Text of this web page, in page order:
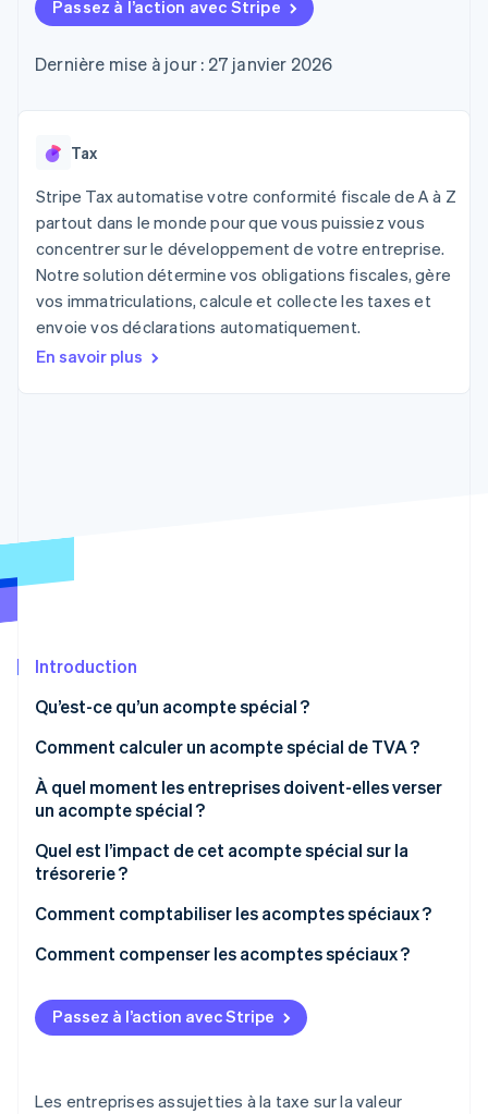
UI flexibles
Moyens de
Accès à plus
personne
Authorization
Boost
Acceptation
optimisée
Link
Paiements
accélérés
Financial
Connections
Comptes
financiers
associés
Recognition
Comptabilité
Stripe Sigma
personnalisés
Radar
Atlas
Élimination du carbone
Vérification de l'identité
Stripe Sessions 2026
Découvrez comment Stripe construit l’infrastructure
Regarder la vidéo
l’application
Gestion financière
Plateformes
Entreprises d'IA
Économie des
créateurs
Jeux
Hôtellerie, voyages et
loisirs
Médias et
Gérer des
Proposer une
facturation à l'usage
bancaires adossées à
agents
Ressources
Intégrations
Exemples de code
Entreprise
Roadmap produit
annuelle
Stripe Press
Contact
Contacter notre équipe
Passez à l’action avec Stripe
Dernière mise à jour : 27 janvier 2026
Tax
Stripe Tax automatise votre conformité fiscale de A à Z
partout dans le monde pour que vous puissiez vous
concentrer sur le développement de votre entreprise.
Notre solution détermine vos obligations fiscales, gère
vos immatriculations, calcule et collecte les taxes et
envoie vos déclarations automatiquement.
En savoir plus
Introduction
Qu’est-ce qu’un acompte spécial ?
Comment calculer un acompte spécial de TVA ?
Exception : nouvelles entreprises
Revenus exacts servant de base
À quel moment les entreprises doivent-elles verser
un acompte spécial ?
À quel moment est-il judicieux d’obtenir une
prorogation permanente ?
Quel est l’impact de cet acompte spécial sur la
trésorerie ?
Avantages de l’acompte spécial
Inconvénients de l’acompte spécial
Comment comptabiliser les acomptes spéciaux ?
Comment compenser les acomptes spéciaux ?
Passez à l’action avec Stripe
Les entreprises assujetties à la taxe sur la valeur